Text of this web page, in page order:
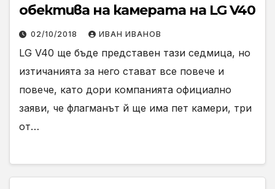
обектива на камерата на LG V40
02/10/2018 ИВАН ИВАНОВ
LG V40 ще бъде представен тази седмица, но
изтичанията за него стават все повече и
повече, като дори компанията официално
заяви, че флагманът й ще има пет камери, три
от…